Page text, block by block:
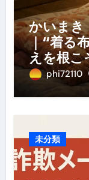
かいまき
｜“着る
えを根こ
め・選び
phi72110
未分類